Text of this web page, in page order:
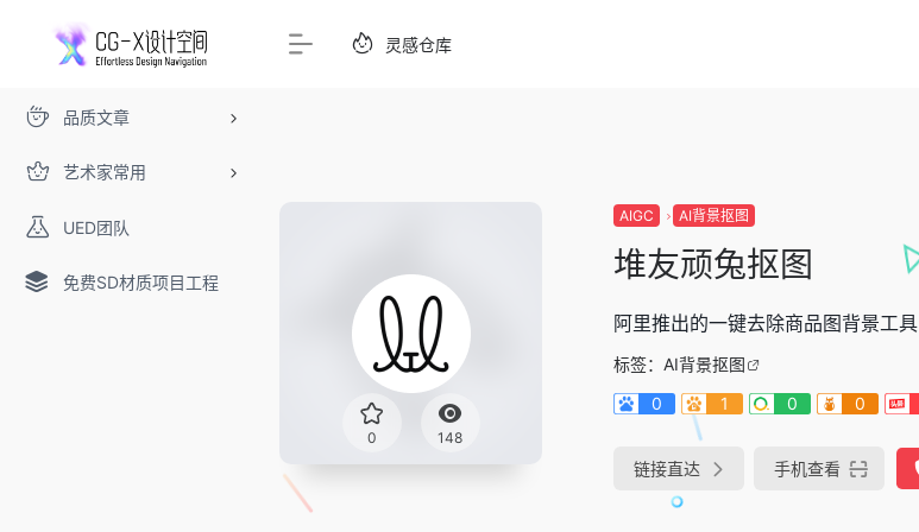
品质文章
艺术家常用
UED团队
免费SD材质项目工程
灵感仓库
0 148
AIGC AI背景抠图
堆友顽兔抠图
阿里推出的一键去除商品图背景工具
标签： AI背景抠图
0
1 0 0
链接直达 手机查看